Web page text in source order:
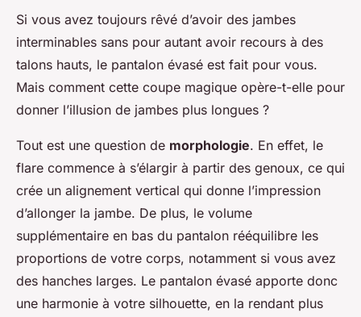
Si vous avez toujours rêvé d’avoir des jambes
interminables sans pour autant avoir recours à des
talons hauts, le pantalon évasé est fait pour vous.
Mais comment cette coupe magique opère-t-elle pour
donner l’illusion de jambes plus longues ?
Tout est une question de morphologie. En effet, le
flare commence à s’élargir à partir des genoux, ce qui
crée un alignement vertical qui donne l’impression
d’allonger la jambe. De plus, le volume
supplémentaire en bas du pantalon rééquilibre les
proportions de votre corps, notamment si vous avez
des hanches larges. Le pantalon évasé apporte donc
une harmonie à votre silhouette, en la rendant plus